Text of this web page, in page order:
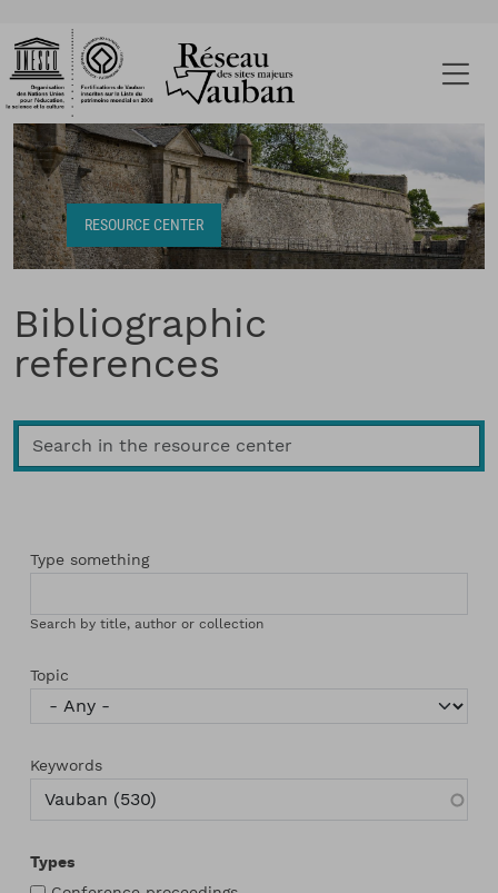
Breadcrumb
RESOURCE CENTER
Bibliographic
references
Type something
Search by title, author or collection
Topic
Keywords
Types